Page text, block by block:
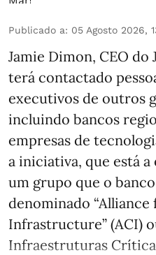
Publicado a: 05 Agosto 2026,
Jamie Dimon, CEO do
terá contactado
executivos de outros
incluindo bancos
empresas de
a iniciativa, que está
um grupo que o
denominado
Infrastructure” (ACI)
Infraestruturas